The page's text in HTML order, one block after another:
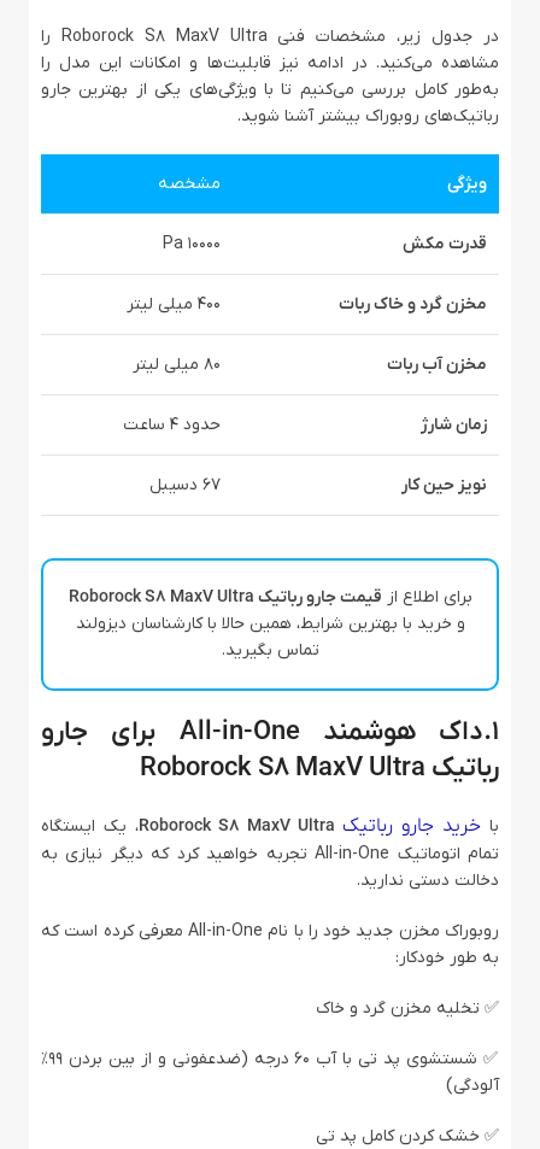
در جدول زیر، مشخصات فنی Roborock S8 MaxV Ultra را
مشاهده می‌کنید. در ادامه نیز قابلیت‌ها و امکانات این مدل را
به‌طور کامل بررسی می‌کنیم تا با ویژگی‌های یکی از بهترین جارو
رباتیک‌های روبوراک بیشتر آشنا شوید.
ویژگی مشخصه
قدرت مکش ۱۰۰۰۰ Pa
مخزن گرد و خاک ربات ۴۰۰ میلی‌ لیتر
مخزن آب ربات ۸۰ میلی‌ لیتر
زمان شارژ حدود ۴ ساعت
نویز حین کار ۶۷ دسیبل
برای اطلاع از قیمت جارو رباتیک Roborock S8 MaxV Ultra
و خرید با بهترین شرایط، همین حالا با کارشناسان دیزولند
تماس بگیرید.
1.داک هوشمند All-in-One برای جارو
رباتیک Roborock S8 MaxV Ultra
با خرید جارو رباتیک
، یک ایستگاه
تمام اتوماتیک All-in-One تجربه خواهید کرد که دیگر نیازی به
دخالت دستی ندارید.
روبوراک مخزن جدید خود را با نام All-in-One معرفی کرده است که
به طور خودکار:
✅ تخلیه مخزن گرد و خاک
✅ شستشوی پد تی با آب ۶۰ درجه (ضدعفونی و از بین بردن ۹۹٪
آلودگی)
✅ خشک کردن کامل پد تی